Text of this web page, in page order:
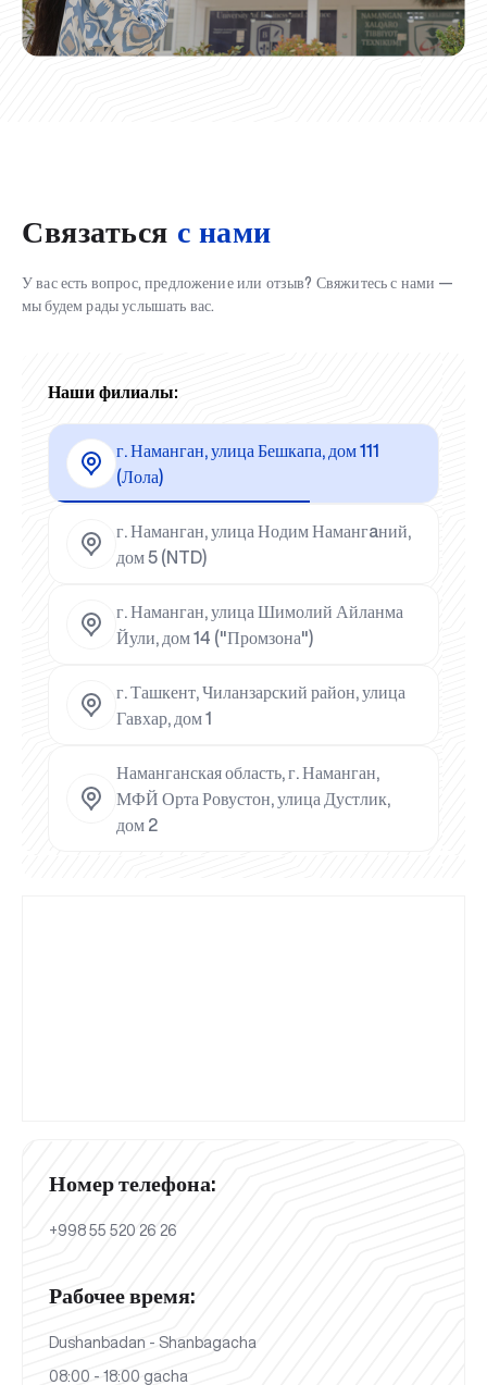
Связаться с нами
У вас есть вопрос, предложение или отзыв? Свяжитесь с нами —
мы будем рады услышать вас.
Наши филиалы:
г. Наманган, улица Бешкапа, дом 111
(Лола)
г. Наманган, улица Нодим Намангaний,
дом 5 (NTD)
г. Наманган, улица Шимолий Айланма
Йули, дом 14 ("Промзона")
г. Ташкент, Чиланзарский район, улица
Гавхар, дом 1
Наманганская область, г. Наманган,
МФЙ Орта Ровустон, улица Дустлик,
дом 2
Номер телефона:
+998 55 520 26 26
Рабочее время:
Dushanbadan - Shanbagacha
08:00 - 18:00 gacha